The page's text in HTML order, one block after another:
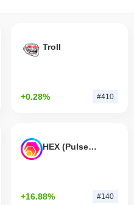
Troll
+0.28% #410
HEX (Pulsechain)
+16.88% #140